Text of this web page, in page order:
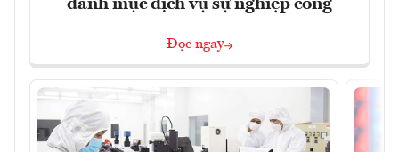
danh mục dịch vụ sự nghiệp công
Đọc ngay